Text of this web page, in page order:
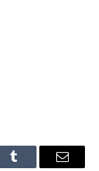
Tumblr
E-